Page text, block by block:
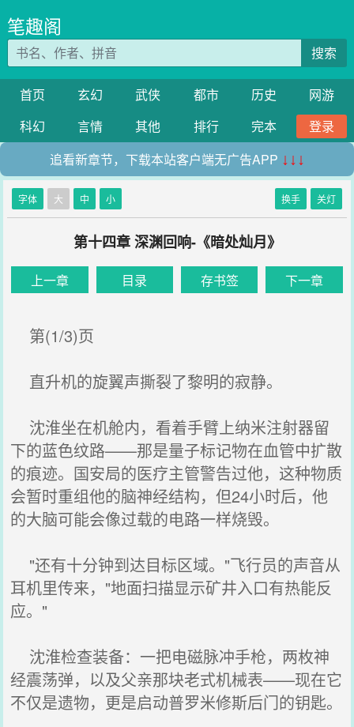
笔趣阁
搜索
首页 玄幻 武侠 都市 历史
网游
科幻
言情 其他 排行 完本
登录
追看新章节，下载本站客户端无广告APP ↓↓↓
字体 大 中 小 换手 关灯
第十四章 深渊回响-《暗处灿月》
上一章 目录 存书签 下一章
第(1/3)页
直升机的旋翼声撕裂了黎明的寂静。
沈淮坐在机舱内，看着手臂上纳米注射器留
下的蓝色纹路——那是量子标记物在血管中扩散
的痕迹。国安局的医疗主管警告过他，这种物质
会暂时重组他的脑神经结构，但24小时后，他
的大脑可能会像过载的电路一样烧毁。
"还有十分钟到达目标区域。"飞行员的声音从
耳机里传来，"地面扫描显示矿井入口有热能反
应。"
沈淮检查装备：一把电磁脉冲手枪，两枚神
经震荡弹，以及父亲那块老式机械表——现在它
不仅是遗物，更是启动普罗米修斯后门的钥匙。